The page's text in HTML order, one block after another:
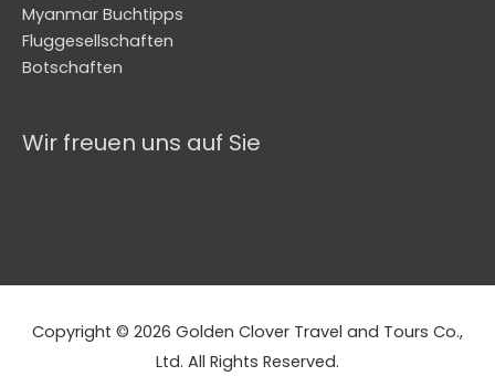
Myanmar Buchtipps
Fluggesellschaften
Botschaften
Wir freuen uns auf Sie
Copyright © 2026 Golden Clover Travel and Tours Co.,
Ltd. All Rights Reserved.